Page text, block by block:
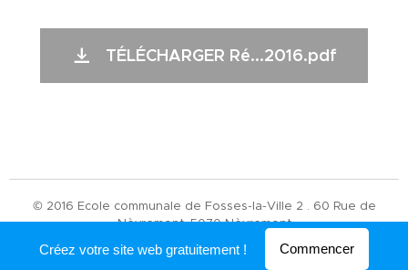
TÉLÉCHARGER Ré...2016.pdf
© 2016 Ecole communale de Fosses-la-Ville 2 . 60 Rue de
Nèvremont, 5070 Nèvremont
Optimisé parWebnode
Créez votre site web gratuitement ! Commencer